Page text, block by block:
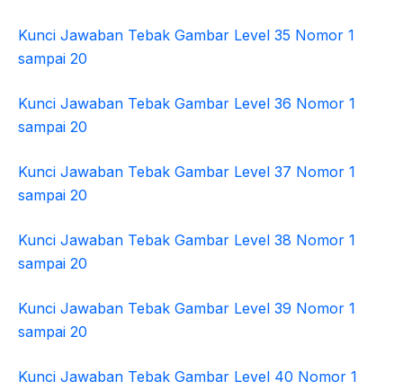
Kunci Jawaban Tebak Gambar Level 35 Nomor 1
sampai 20
Kunci Jawaban Tebak Gambar Level 36 Nomor 1
sampai 20
Kunci Jawaban Tebak Gambar Level 37 Nomor 1
sampai 20
Kunci Jawaban Tebak Gambar Level 38 Nomor 1
sampai 20
Kunci Jawaban Tebak Gambar Level 39 Nomor 1
sampai 20
Kunci Jawaban Tebak Gambar Level 40 Nomor 1